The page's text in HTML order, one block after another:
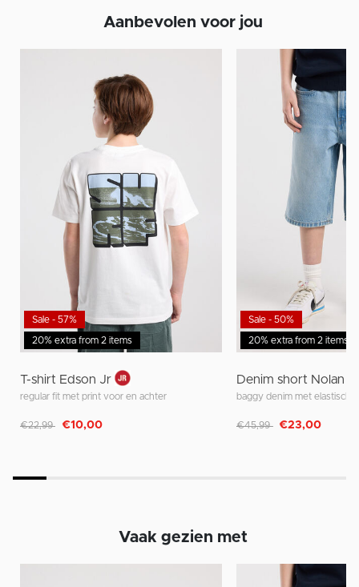
Aanbevolen voor jou
20% extra from 2 items
Sale - 57%
T-shirt Edson Jr
regular fit met print voor en achter
Afgeprijsd van
€22,99 naar
€10,00
20% extra from 2 items
Sale - 50%
Denim short Nolan
baggy denim met elastische
Afgeprijsd van
€45,99 naar
€23,00
Vaak gezien met